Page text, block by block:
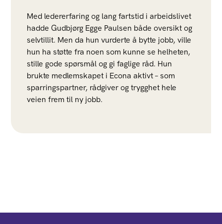
Med ledererfaring og lang fartstid i arbeidslivet
hadde Gudbjørg Egge Paulsen både oversikt og
selvtillit. Men da hun vurderte å bytte jobb, ville
hun ha støtte fra noen som kunne se helheten,
stille gode spørsmål og gi faglige råd. Hun
brukte medlemskapet i Econa aktivt – som
sparringspartner, rådgiver og trygghet hele
veien frem til ny jobb.